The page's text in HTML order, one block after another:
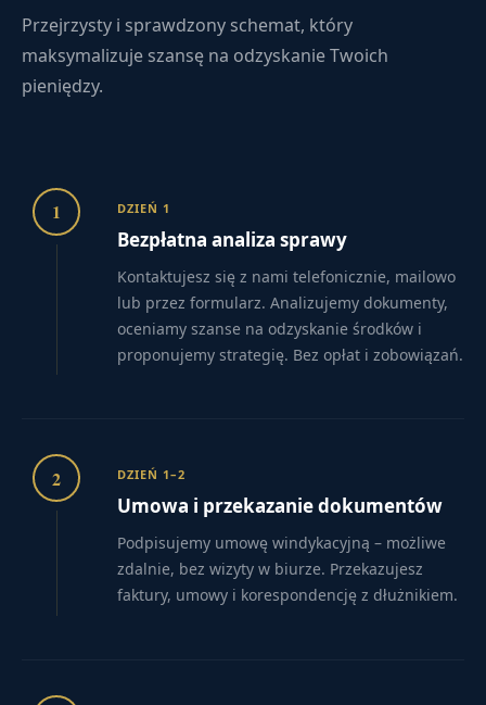
Przejrzysty i sprawdzony schemat, który
maksymalizuje szansę na odzyskanie Twoich
pieniędzy.
1 DZIEŃ 1
Bezpłatna analiza sprawy
Kontaktujesz się z nami telefonicznie, mailowo
lub przez formularz. Analizujemy dokumenty,
oceniamy szanse na odzyskanie środków i
proponujemy strategię. Bez opłat i zobowiązań.
2 DZIEŃ 1–2
Umowa i przekazanie dokumentów
Podpisujemy umowę windykacyjną – możliwe
zdalnie, bez wizyty w biurze. Przekazujesz
faktury, umowy i korespondencję z dłużnikiem.